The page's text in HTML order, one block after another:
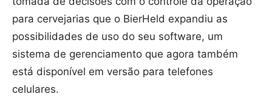
para cervejarias que o BierHeld expandiu as
possibilidades de uso do seu software, um
sistema de gerenciamento que agora também
está disponível em versão para telefones
celulares.